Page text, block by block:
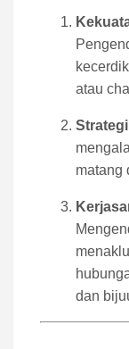
atau
matang
dan